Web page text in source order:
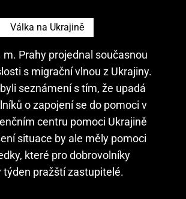
Válka na Ukrajině
m. Prahy projednal současnou
s migrační vlnou z Ukrajiny.
seznámení s tím, že upadá
o zapojení se do pomoci v
centru pomoci Ukrajině
situace by ale měly pomoci
které pro dobrovolníky
týden pražští zastupitelé.